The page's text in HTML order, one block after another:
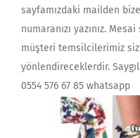
sayfamızdaki mailden
numaranızı yazınız.
müşteri temsilcilerimiz
yönlendireceklerdir.
0554 576 67 85 whatsapp